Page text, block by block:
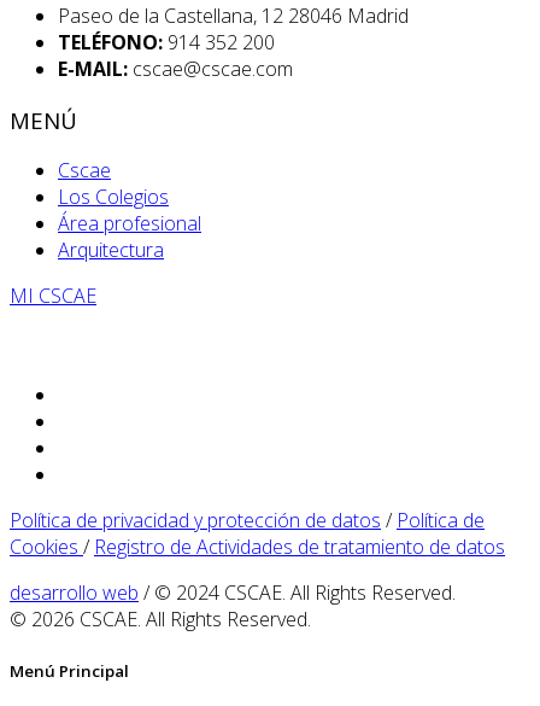
Paseo de la Castellana, 12 28046 Madrid
TELÉFONO: 914 352 200
E-MAIL: cscae@cscae.com
MENÚ
Cscae
Los Colegios
Área profesional
Arquitectura
MI CSCAE
Política de privacidad y protección de datos / Política de
Cookies / Registro de Actividades de tratamiento de datos
desarrollo web / © 2024 CSCAE. All Rights Reserved.
© 2026 CSCAE. All Rights Reserved.
Menú Principal